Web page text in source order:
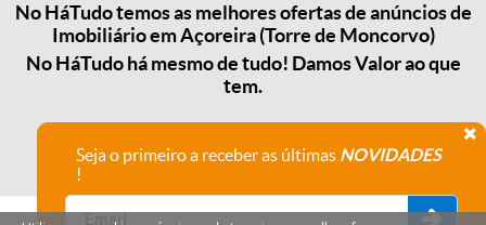
No HáTudo temos as melhores ofertas de anúncios de
Imobiliário em Açoreira (Torre de Moncorvo)
No HáTudo há mesmo de tudo! Damos Valor ao que
tem.
Seja o primeiro a receber as últimas NOVIDADES
!